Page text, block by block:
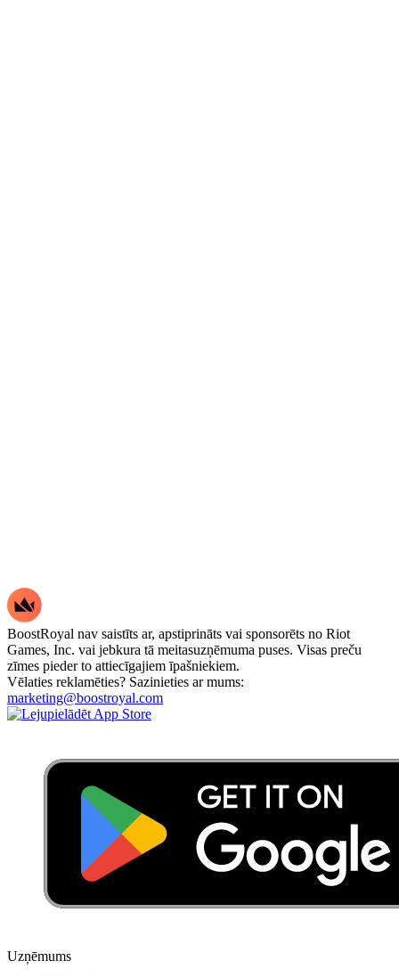
BoostRoyal nav saistīts ar, apstiprināts vai sponsorēts no Riot
Games, Inc. vai jebkura tā meitasuzņēmuma puses. Visas preču
zīmes pieder to attiecīgajiem īpašniekiem.
Vēlaties reklamēties? Sazinieties ar mums:
marketing@boostroyal.com
Uzņēmums